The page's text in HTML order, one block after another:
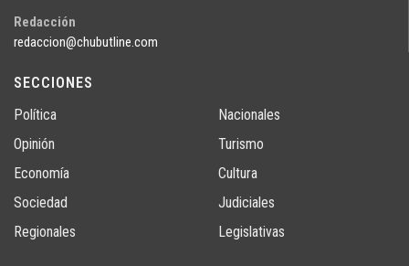
Redacción
redaccion@chubutline.com
SECCIONES
Política
Opinión
Economía
Sociedad
Regionales
Nacionales
Turismo
Cultura
Judiciales
Legislativas